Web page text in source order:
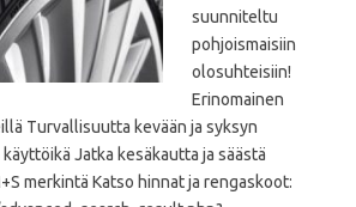
suunniteltu
pohjoismaisiin
olosuhteisiin!
Erinomainen
Turvallisuutta kevään ja syksyn
Jatka kesäkautta ja säästä
merkintä Katso hinnat ja rengaskoot: